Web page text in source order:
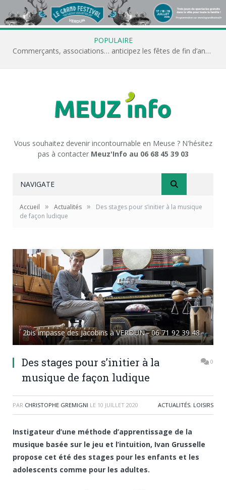
POPULAIRE
Commerçants, associations… anticipez les fêtes de fin d’année avec Meuz’Info
Vous souhaitez devenir incontournable en Meuse ? N'hésitez
pas à contacter Meuz'Info au 06 68 45 39 03
NAVIGATE
Accueil » Actualités »
Des stages pour s’initier à la musique
de façon ludique
2bis impasse des Jacobins à VERDUN - 06 71 92 39 48
Des stages pour s’initier à la
musique de façon ludique
0
PAR CHRISTOPHE GREMIGNI LE 10 JUILLET 2020 ACTUALITÉS, LOISIRS
Instigateur d’une méthode d’apprentissage de la
musique basée sur le jeu et l’intuition, Ivan Grusselle
propose cet été des stages pour les enfants et les
adolescents comme pour les adultes.